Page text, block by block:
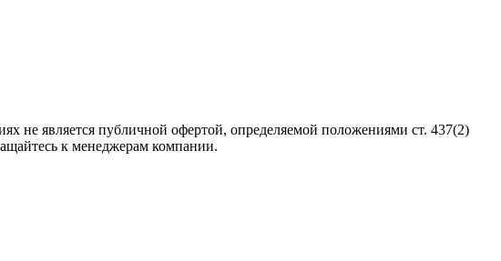
не является публичной офертой, определяемой положениями ст. 437(2)
к менеджерам компании.